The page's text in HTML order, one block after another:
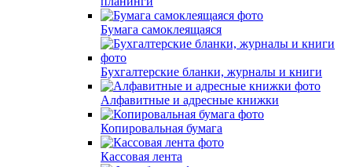
Бумага самоклеящаяся
Бухгалтерские бланки, журналы и книги
Алфавитные и адресные книжки
Копировальная бумага
Кассовая лента